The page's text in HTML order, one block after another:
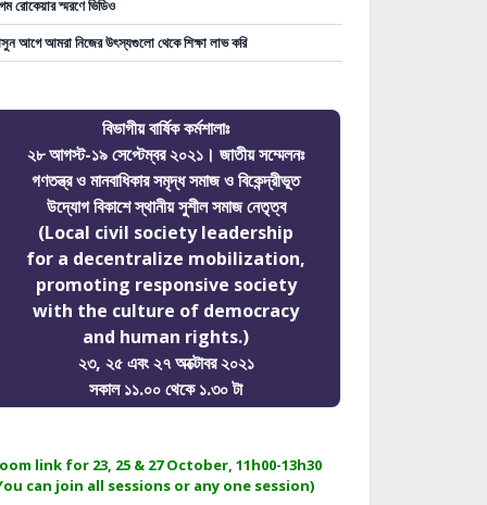
রোকেয়ার স্মরণে ভিডিও
আগে আমরা নিজের উৎস্যগুলো থেকে শিক্ষা লাভ করি
বিভাগীয় বার্ষিক কর্মশালাঃ
২৮ আগস্ট-১৯ সেপ্টেম্বর ২০২১। জাতীয় সম্মেলনঃ
গণতন্ত্র ও মানবাধিকার সমৃদ্ধ সমাজ ও বিকেন্দ্রীভূত
উদ্যোগ বিকাশে স্থানীয় সুশীল সমাজ নেতৃত্ব
(Local civil society leadership
for a decentralize mobilization,
promoting responsive society
with the culture of democracy
and human rights.)
২৩, ২৫ এবং ২৭ অক্টোবর ২০২১
সকাল ১১.০০ থেকে ১.৩০ টা
link for 23, 25 & 27 October, 11h00-13h30
can join all sessions or any one session)